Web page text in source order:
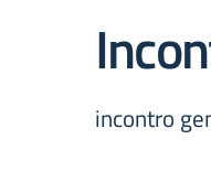
incontro